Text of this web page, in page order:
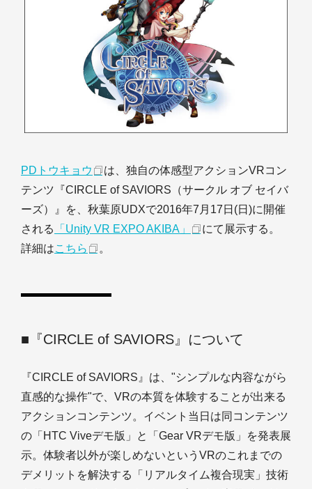
PDトウキョウ
は、独自の体感型アクションVRコン
テンツ『CIRCLE of SAVIORS（サークル オブ セイバ
ーズ）』を、秋葉原UDXで2016年7月17日(日)に開催
される
「Unity VR EXPO AKIBA」
にて展示する。
詳細はこちら 。
■『CIRCLE of SAVIORS』について
『CIRCLE of SAVIORS』は、"シンプルな内容ながら
直感的な操作"で、VRの本質を体験することが出来る
アクションコンテンツ。イベント当日は同コンテンツ
の「HTC Viveデモ版」と「Gear VRデモ版」を発表展
示。体験者以外が楽しめないというVRのこれまでの
デメリットを解決する「リアルタイム複合現実」技術